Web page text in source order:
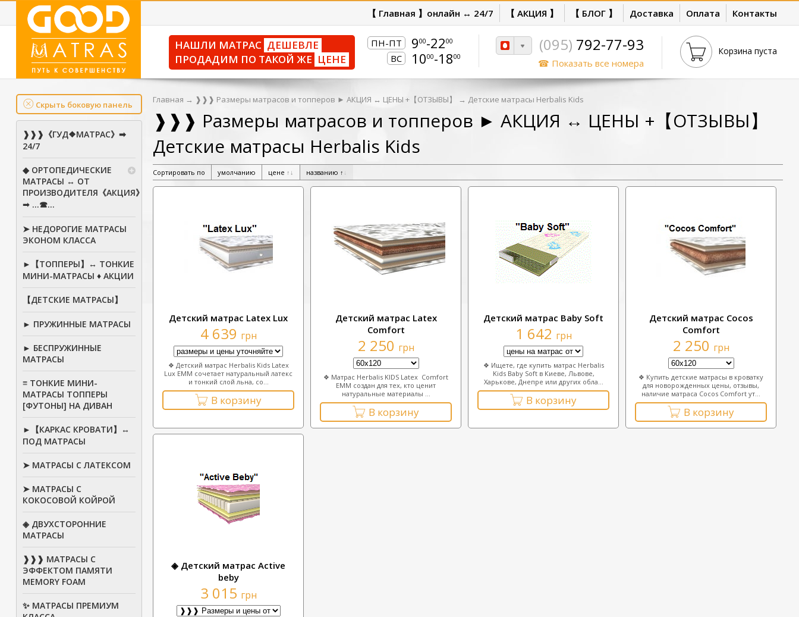
【 Главная 】онлайн ↔ 24/7 【 АКЦИЯ 】 【 БЛОГ 】 Доставка Оплата Контакты
Корзина пуста
(095) 792-77-93
☎ Показать все номера
ПН-ПТ 900-2200
ВС 1000-1800
НАШЛИ МАТРАС ДЕШЕВЛЕ
ПРОДАДИМ ПО ТАКОЙ ЖЕ ЦЕНЕ
Скрыть боковую панель
❱❱❱《ГУД❖МАТРАС》➡
24/7
◆ ОРТОПЕДИЧЕСКИЕ
МАТРАСЫ ↔ ОТ
ПРОИЗВОДИТЕЛЯ《АКЦИЯ》
➟ ...☎...
➤ НЕДОРОГИЕ МАТРАСЫ
ЭКОНОМ КЛАССА
►【ТОППЕРЫ】↔ ТОНКИЕ
МИНИ-МАТРАСЫ ♦ АКЦИИ
【ДЕТСКИЕ МАТРАСЫ】
► ПРУЖИННЫЕ МАТРАСЫ
► БЕСПРУЖИННЫЕ
МАТРАСЫ
≡ ТОНКИЕ МИНИ-
МАТРАСЫ ТОППЕРЫ
[ФУТОНЫ] НА ДИВАН
►【КАРКАС КРОВАТИ】↔
ПОД МАТРАСЫ
➤ МАТРАСЫ С ЛАТЕКСОМ
➤ МАТРАСЫ С
КОКОСОВОЙ КОЙРОЙ
◈ ДВУХСТОРОННИЕ
МАТРАСЫ
❱❱❱ МАТРАСЫ С
ЭФФЕКТОМ ПАМЯТИ
MEMORY FOAM
✨ МАТРАСЫ ПРЕМИУМ
Главная → ❱❱❱ Размеры матрасов и топперов ► АКЦИЯ ↔ ЦЕНЫ +【ОТЗЫВЫ】 → Детские матрасы Herbalis Kids
❱❱❱ Размеры матрасов и топперов ► АКЦИЯ ↔ ЦЕНЫ +【ОТЗЫВЫ】
Детские матрасы Herbalis Kids
Сортировать по умолчанию цене ↑ ↓ названию ↑ ↓
Детский матрас Lateх Luх
4 639 грн
❖ Детский матрас Herbalis Kids Latex
Lux EMM сочетает натуральный латекс
и тонкий слой льна, со...
В корзину
Детский матрас Lateх
Соmfort
2 250 грн
❖ Матрас Herbalis KIDS Latex Comfort
EMM создан для тех, кто ценит
натуральные материалы ...
В корзину
Детский матрас Ваby Soft
1 642 грн
❖ Ищете, где купить матрас Herbalis
Kids Baby Soft в Киеве, Львове,
Харькове, Днепре или других обла...
В корзину
Детский матрас Сосоs
Comfort
2 250 грн
❖ Купить детские матрасы в кроватку
для новорожденных цены, отзывы,
наличие матраса Сосоs Comfort ут...
В корзину
◈ Детский матрас Асtive
beby
3 015 грн